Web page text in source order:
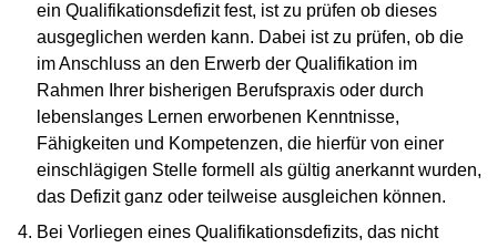
ein Qualifikationsdefizit fest, ist zu prüfen ob dieses
ausgeglichen werden kann. Dabei ist zu prüfen, ob die
im Anschluss an den Erwerb der Qualifikation im
Rahmen Ihrer bisherigen Berufspraxis oder durch
lebenslanges Lernen erworbenen Kenntnisse,
Fähigkeiten und Kompetenzen, die hierfür von einer
einschlägigen Stelle formell als gültig anerkannt wurden,
das Defizit ganz oder teilweise ausgleichen können.
Bei Vorliegen eines Qualifikationsdefizits, das nicht